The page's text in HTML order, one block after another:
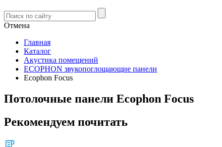
Отмена
Главная
Каталог
Акустика помещений
ECOPHON звукопоглощающие панели
Ecophon Focus
Потолочные панели Ecophon Focus
Рекомендуем почитать